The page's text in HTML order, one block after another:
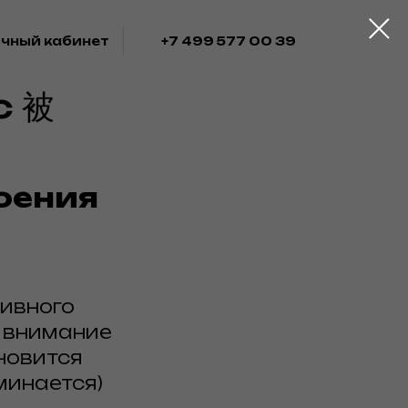
кабинет +7 499 577 00 39
被
внимание